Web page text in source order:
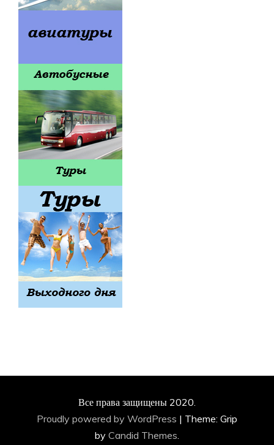
Все права защищены 2020.
Proudly powered by WordPress | Theme: Grip
by Candid Themes.